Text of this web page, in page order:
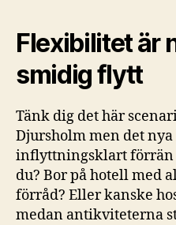
Flexibilitet är
smidig flytt
Tänk dig det här
Djursholm men det
inflyttningsklart förrän
du? Bor på hotell med
förråd? Eller kanske
medan antikviteterna